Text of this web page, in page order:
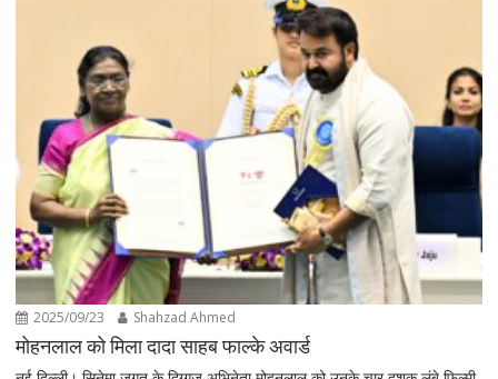
2025/09/23 Shahzad Ahmed
मोहनलाल को मिला दादा साहब फाल्के अवार्ड